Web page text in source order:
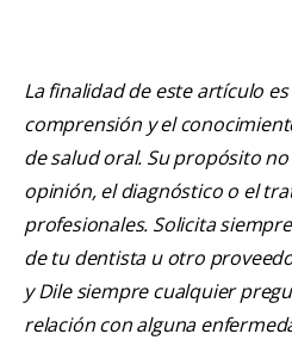
La finalidad de este artículo
comprensión y el
de salud oral. Su propósito
opinión, el diagnóstico o el
profesionales. Solicita
de tu dentista u otro
y Dile siempre cualquier
relación con alguna